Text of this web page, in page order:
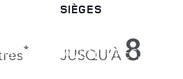
VOS AVENTURES.
DÉSORMAIS DISPONIBLE.
*
SIÈGES
JUSQU’À 8